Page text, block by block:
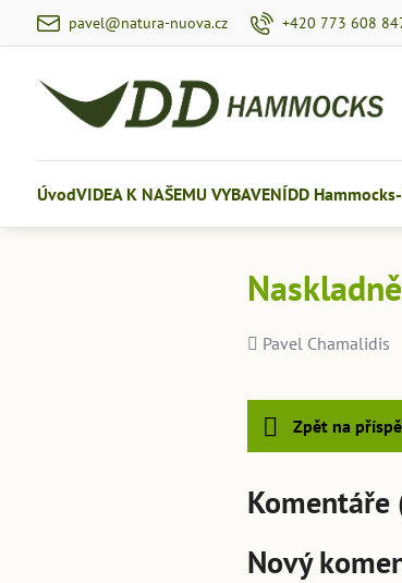
pavel@natura-nuova.cz +420 773 608
ÚvodVIDEA K NAŠEMU VYBAVENÍDD
Přidal
Pavel Chamalidis
Zpět na
Komentáře
Nový